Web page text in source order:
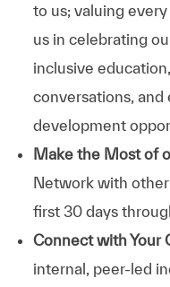
to us; valuing
us in celebrating
inclusive
conversations,
development
Make the Most of
Network with
first 30 days
Connect with Your
internal, peer-led